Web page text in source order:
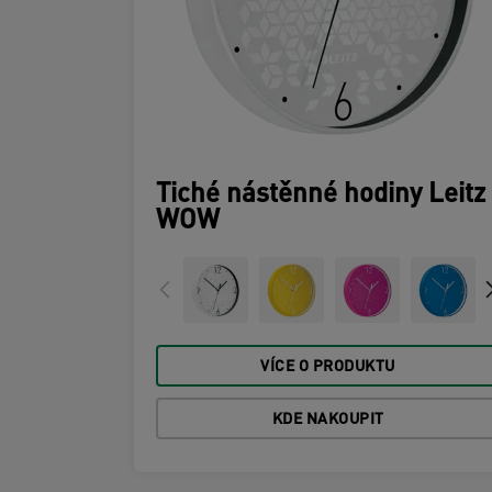
Tiché nástěnné hodiny Leitz
WOW
VÍCE O PRODUKTU
KDE NAKOUPIT